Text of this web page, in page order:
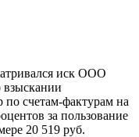
иск ООО
по счетам-фактурам на
за пользование
20 519 руб.